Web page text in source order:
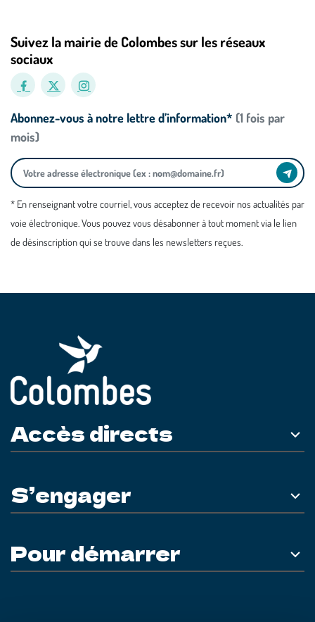
Suivez la mairie de Colombes sur les réseaux
sociaux
Abonnez-vous à notre lettre d’information* (1 fois par
mois)
* En renseignant votre courriel, vous acceptez de recevoir nos actualités par
voie électronique. Vous pouvez vous désabonner à tout moment via le lien
de désinscription qui se trouve dans les newsletters reçues.
Accès directs
S’engager
Pour démarrer